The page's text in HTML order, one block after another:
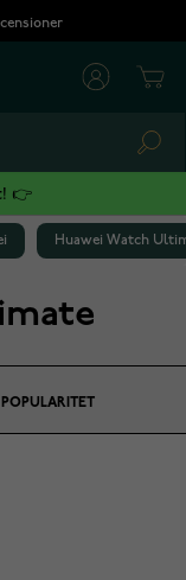
👉
Huawei Watch